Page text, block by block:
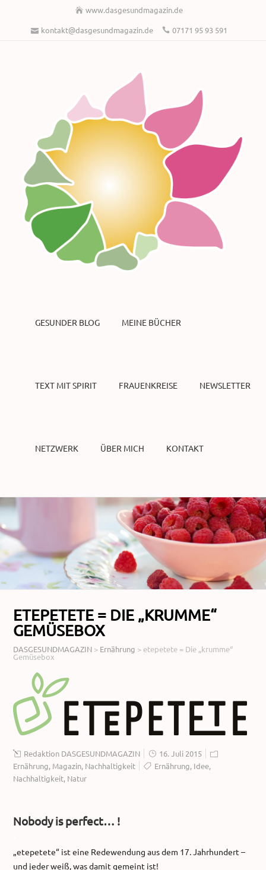
www.dasgesundmagazin.de
kontakt@dasgesundmagazin.de
07171 95 93 591
GESUNDER BLOG MEINE BÜCHER
TEXT MIT SPIRIT FRAUENKREISE NEWSLETTER
NETZWERK ÜBER MICH KONTAKT
ETEPETETE = DIE „KRUMME“
GEMÜSEBOX
DASGESUNDMAGAZIN > Ernährung > etepetete = Die „krumme“
Gemüsebox
Redaktion DASGESUNDMAGAZIN
16. Juli 2015
Ernährung, Magazin, Nachhaltigkeit Ernährung, Idee,
Nachhaltigkeit, Natur
Nobody is perfect… !
„etepetete“ ist eine Redewendung aus dem 17. Jahrhundert –
und jeder weiß, was damit gemeint ist!